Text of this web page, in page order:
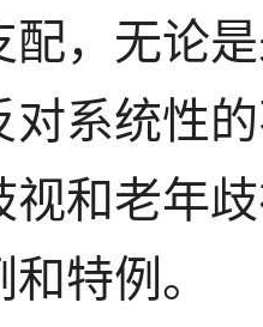
配，无论
对系统性
视和老年
特例。